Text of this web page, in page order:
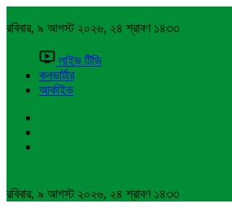
রবিবার, ৯ আগস্ট ২০২৬, ২৪ শ্রাবণ ১৪৩৩
লাইভ টিভি
কনভার্টার
আর্কাইভ
রবিবার, ৯ আগস্ট ২০২৬, ২৪ শ্রাবণ ১৪৩৩